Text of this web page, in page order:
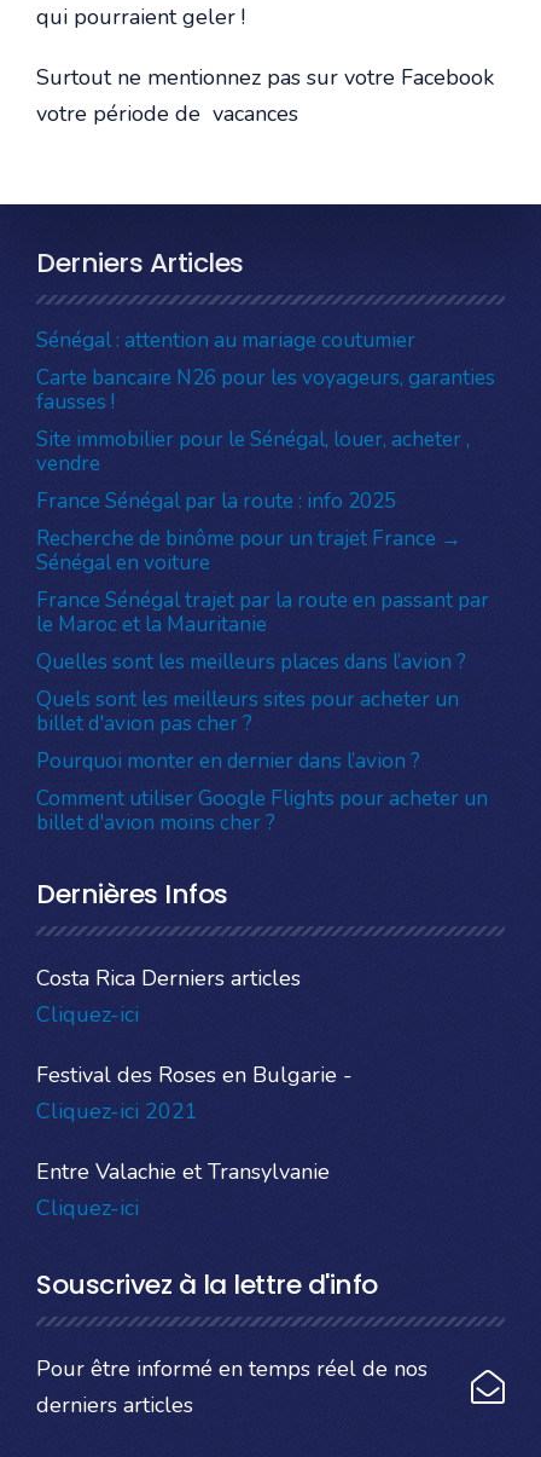
qui pourraient geler !
Surtout ne mentionnez pas sur votre Facebook
votre période de vacances
Derniers Articles
Sénégal : attention au mariage coutumier
Carte bancaire N26 pour les voyageurs, garanties
fausses !
Site immobilier pour le Sénégal, louer, acheter ,
vendre
France Sénégal par la route : info 2025
Recherche de binôme pour un trajet France →
Sénégal en voiture
France Sénégal trajet par la route en passant par
le Maroc et la Mauritanie
Quelles sont les meilleurs places dans l’avion ?
Quels sont les meilleurs sites pour acheter un
billet d'avion pas cher ?
Pourquoi monter en dernier dans l’avion ?
Comment utiliser Google Flights pour acheter un
billet d'avion moins cher ?
Dernières Infos
Costa Rica Derniers articles
Cliquez-ici
Festival des Roses en Bulgarie -
Cliquez-ici 2021
Entre Valachie et Transylvanie
Cliquez-ici
Souscrivez à la lettre d'info
Pour être informé en temps réel de nos
derniers articles